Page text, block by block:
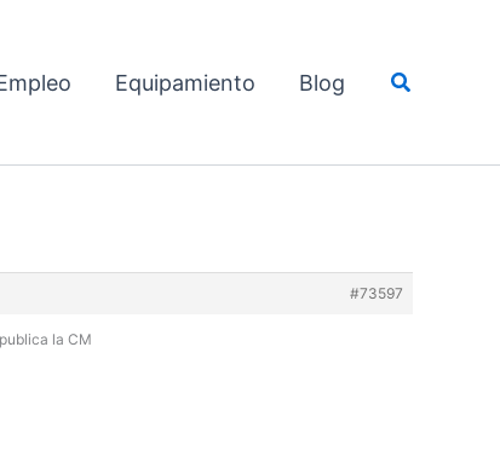
Equipamiento Blog Buscar
#73597
la CM